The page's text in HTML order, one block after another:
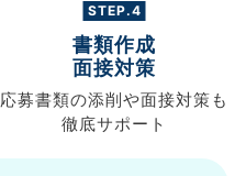
STEP.4
書類作成
面接対策
応募書類の添削や面接対策も
徹底サポート